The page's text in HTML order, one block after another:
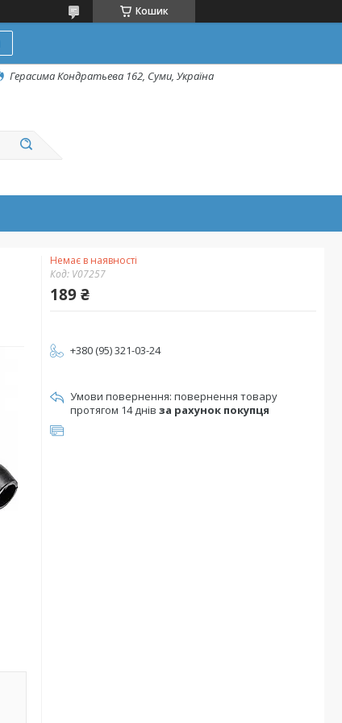
Кошик
Герасима Кондратьева 162, Суми, Україна
Немає в наявності
Код: V07257
189 ₴
+380 (95) 321-03-24
повернення товару
протягом 14 днів за рахунок покупця